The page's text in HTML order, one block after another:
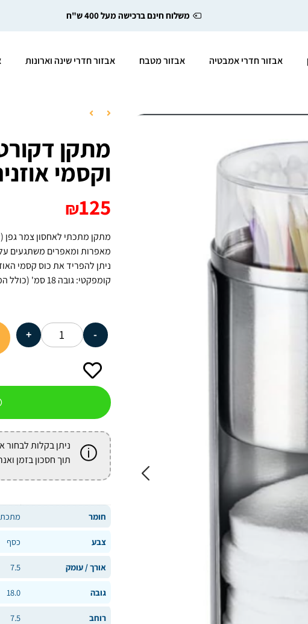
משלוח חינם ברכישה מעל 400 ש"ח
אבזור חדרי אמבטיה אבזור מטבח אבזור חדרי שינה וארונות
מתקן
וקסמי
₪125
מתקן מתכתי לאחסון צמר גפן
מאפרות ומאפרים משתגעים על
ניתן להפריד את כוס קסמי
קומפקטי: גובה 18 סמ' (כולל המכסה לקסמי האוזניים) קוטר 7.5 סמ'
-
+
ניתן בקלות
תוך חסכון בזמן
חומר מתכת
צבע כסף
אורך / עומק 7.5
גובה 18.0
רוחב 7.5